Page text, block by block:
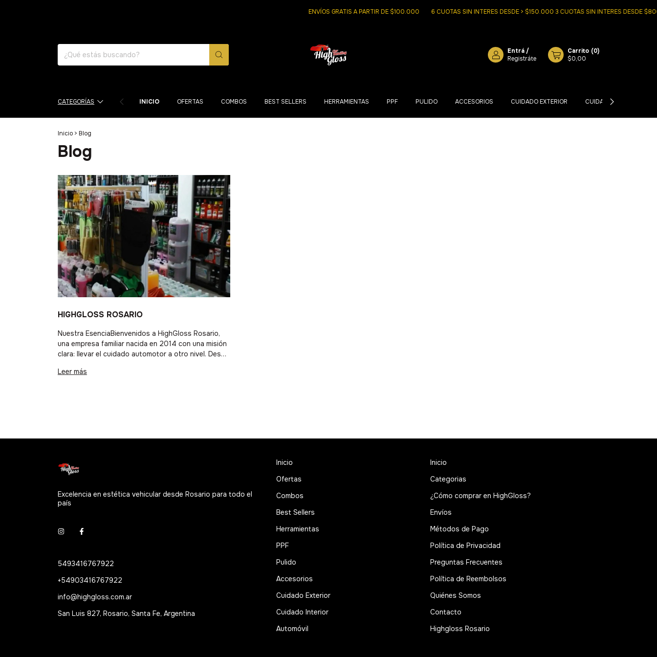
ENVÍOS GRATIS A PARTIR DE $100.000 6 CUOTAS SIN INTERES DESDE > $150.000 3 CUOTAS SIN INTERES DESDE
Entrá /
Registráte
Carrito (0)
$0,00
CATEGORÍAS INICIO OFERTAS COMBOS BEST SELLERS HERRAMIENTAS PPF PULIDO ACCESORIOS CUIDADO EXTERIOR CUIDADO INTERIOR
Inicio > Blog
Blog
HIGHGLOSS ROSARIO
Nuestra EsenciaBienvenidos a HighGloss Rosario,
una empresa familiar nacida en 2014 con una misión
clara: llevar el cuidado automotor a otro nivel. Desde
pasión, técnica y atención personalizada para
Leer más
Excelencia en estética vehicular desde Rosario para todo el
país
5493416767922
+54903416767922
info@highgloss.com.ar
San Luis 827, Rosario, Santa Fe, Argentina
Inicio
Ofertas
Combos
Best Sellers
Herramientas
PPF
Pulido
Accesorios
Cuidado Exterior
Cuidado Interior
Automóvil
Inicio
Categorias
¿Cómo comprar en HighGloss?
Envíos
Métodos de Pago
Política de Privacidad
Preguntas Frecuentes
Política de Reembolsos
Quiénes Somos
Contacto
Highgloss Rosario